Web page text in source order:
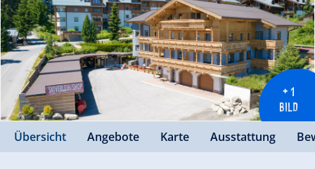
+ 1
BILD
Übersicht Angebote Karte Ausstattung